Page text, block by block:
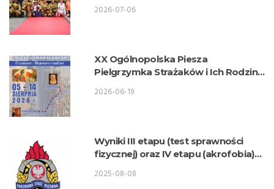
2026-07-06
XX Ogólnopolska Piesza
Pielgrzymka Strażaków i Ich Rodzin
2026-06-19
Wyniki III etapu (test sprawności
fizycznej) oraz IV etapu (akrofobia)
przyjęcie do służby w KW PSP Lublin
2025-08-08